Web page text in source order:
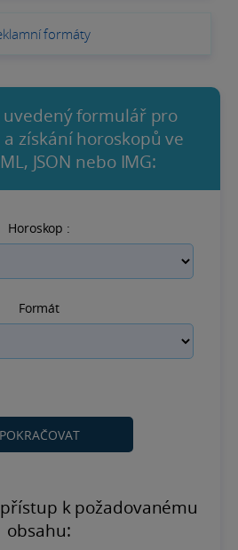
formáty
uvedený formulář pro
a získání horoskopů ve
JSON nebo IMG:
Horoskop :
Formát
k požadovanému
obsahu: